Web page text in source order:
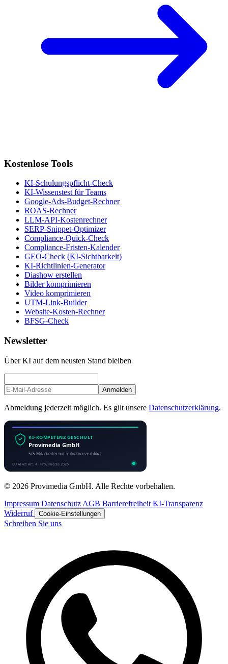
Kostenlose Tools
KI-Schulungspflicht-Check
KI-Wissenstest für Teams
Google-Ads-Budget-Rechner
ROAS-Rechner
LLM-API-Kostenrechner
SERP-Snippet-Optimizer
Compliance-Quick-Check
Compliance-Fristen-Kalender
GEO-Check (KI-Sichtbarkeit)
KI-Richtlinien-Generator
Diashow erstellen
Bilder komprimieren
Video komprimieren
UTM-Link-Builder
Website-Kosten-Rechner
BFSG-Check
Newsletter
Über KI auf dem neusten Stand bleiben
Anmelden
Abmeldung jederzeit möglich. Es gilt unsere Datenschutzerklärung.
© 2026 Provimedia GmbH. Alle Rechte vorbehalten.
Impressum Datenschutz AGB Barrierefreiheit KI-Transparenz
Widerruf
Cookie-Einstellungen
Schreiben Sie uns